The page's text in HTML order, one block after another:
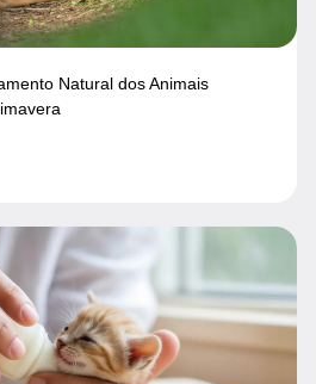
Natural dos Animais